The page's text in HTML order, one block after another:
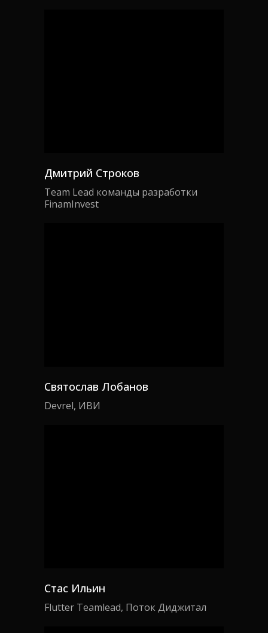
Дмитрий Строков
Team Lead команды разработки
FinamInvest
Стас Ильин
Flutter Teamlead, Поток Диджитал
Святослав Лобанов
Devrel, ИВИ